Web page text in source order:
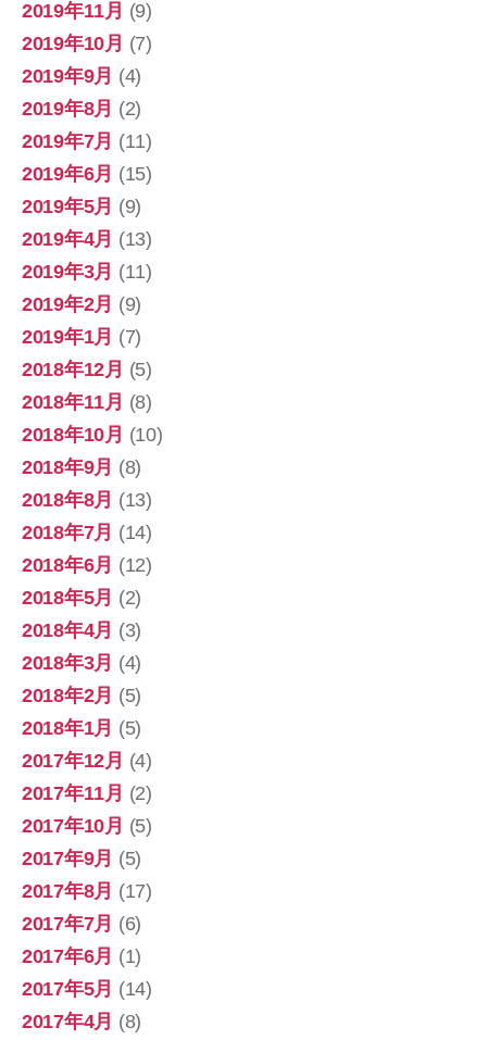
2019年11月 (9)
2019年10月 (7)
2019年9月 (4)
2019年8月 (2)
2019年7月 (11)
2019年6月 (15)
2019年5月 (9)
2019年4月 (13)
2019年3月 (11)
2019年2月 (9)
2019年1月 (7)
2018年12月 (5)
2018年11月 (8)
2018年10月 (10)
2018年9月 (8)
2018年8月 (13)
2018年7月 (14)
2018年6月 (12)
2018年5月 (2)
2018年4月 (3)
2018年3月 (4)
2018年2月 (5)
2018年1月 (5)
2017年12月 (4)
2017年11月 (2)
2017年10月 (5)
2017年9月 (5)
2017年8月 (17)
2017年7月 (6)
2017年6月 (1)
2017年5月 (14)
2017年4月 (8)